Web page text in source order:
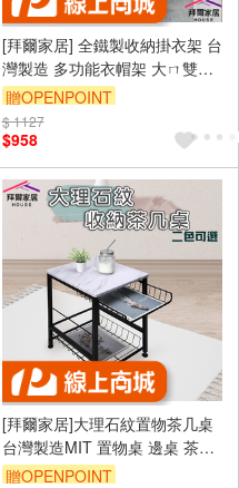
[拜爾家居] 全鐵製收納掛衣架 台
灣製造 多功能衣帽架 大ㄇ雙層
收納衣架 衣帽架 掛衣架 吊衣架
落地衣架 簡易衣櫃 帽架 衣架子
開放式衣架 簡易衣櫥 簡易衣架
贈OPENPOINT
$ 1127
$958
[拜爾家居]大理石紋置物茶几桌
台灣製造MIT 置物桌 邊桌 茶几
桌 置物架 筆電桌 沙發邊桌 雜誌
贈OPENPOINT